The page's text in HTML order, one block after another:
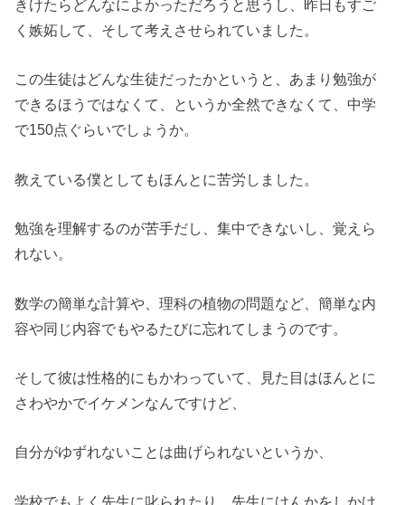
きけたらどんなによかっただろうと思うし、昨日もすご
く嫉妬して、そして考えさせられていました。
この生徒はどんな生徒だったかというと、あまり勉強が
できるほうではなくて、というか全然できなくて、中学
で150点ぐらいでしょうか。
教えている僕としてもほんとに苦労しました。
勉強を理解するのが苦手だし、集中できないし、覚えら
れない。
数学の簡単な計算や、理科の植物の問題など、簡単な内
容や同じ内容でもやるたびに忘れてしまうのです。
そして彼は性格的にもかわっていて、見た目はほんとに
さわやかでイケメンなんですけど、
自分がゆずれないことは曲げられないというか、
学校でもよく先生に叱られたり、先生にけんかをしかけ